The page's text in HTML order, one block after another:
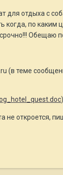
отдыха с
когда, по
Обещаю
(в теме
)
не